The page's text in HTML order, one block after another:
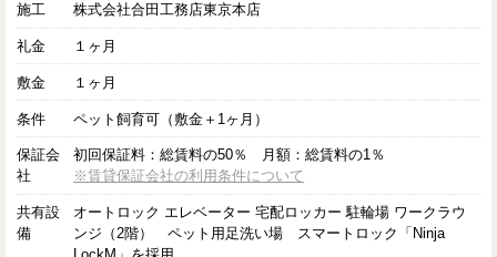
施工 株式会社合田工務店東京本店
礼金 １ヶ月
敷金 １ヶ月
条件 ペット飼育可（敷金＋1ヶ月）
保証会
社
初回保証料：総賃料の50％ 月額：総賃料の1％
※賃貸保証会社の利用条件について
共有設
備
オートロック エレベーター 宅配ロッカー 駐輪場 ワークラウ
ンジ（2階） ペット用足洗い場 スマートロック「Ninja